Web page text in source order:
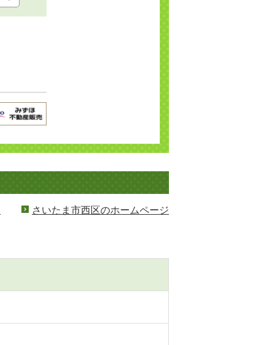
さいたま市西区のホームページ